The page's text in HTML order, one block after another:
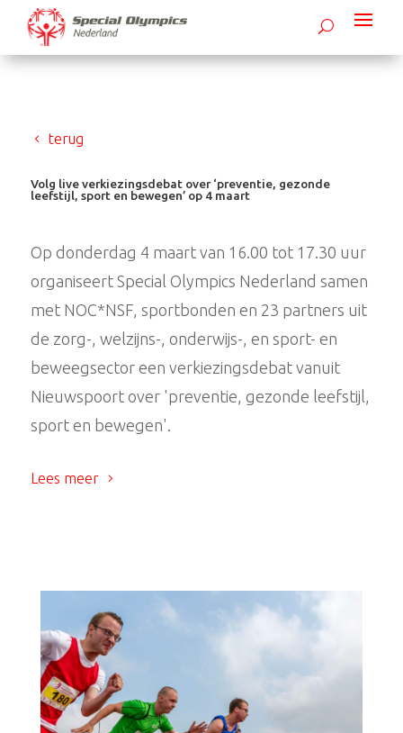
terug
Volg live verkiezingsdebat over ‘preventie, gezonde
leefstijl, sport en bewegen’ op 4 maart
Op donderdag 4 maart van 16.00 tot 17.30 uur
organiseert Special Olympics Nederland samen
met NOC*NSF, sportbonden en 23 partners uit
de zorg-, welzijns-, onderwijs-, en sport- en
beweegsector een verkiezingsdebat vanuit
Nieuwspoort over 'preventie, gezonde leefstijl,
sport en bewegen'.
Lees meer